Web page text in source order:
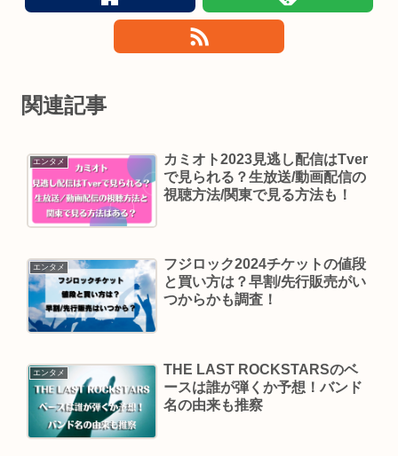
関連記事
エンタメ
カミオト2023見逃し配信はTver
で見られる？生放送/動画配信の
視聴方法/関東で見る方法も！
エンタメ
フジロック2024チケットの値段
と買い方は？早割/先行販売がい
つからかも調査！
エンタメ
THE LAST ROCKSTARSのベ
ースは誰が弾くか予想！バンド
名の由来も推察